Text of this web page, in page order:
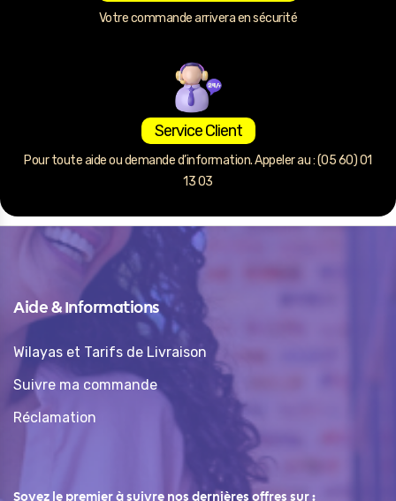
Votre commande arrivera en sécurité
Service Client
Pour toute aide ou demande d’information. Appeler au : (05 60) 01
13 03
Aide & Informations
Wilayas et Tarifs de Livraison
Suivre ma commande
Réclamation
Soyez le premier à suivre nos dernières offres sur :